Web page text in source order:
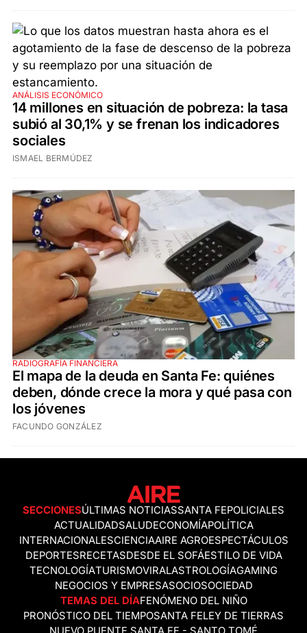
ANÁLISIS ECONÓMICO
14 millones en situación de pobreza: la tasa
subió al 30,1% y se frenan los indicadores
sociales
ISMAEL BERMÚDEZ
RADIOGRAFÍA FINANCIERA
El mapa de la deuda en Santa Fe: quiénes
deben, dónde crece la mora y qué pasa con
los jóvenes
FACUNDO GONZÁLEZ
SECCIONESÚLTIMAS NOTICIASSANTA FEPOLICIALES
ACTUALIDADSALUDECONOMÍAPOLÍTICA
INTERNACIONALESCIENCIAAIRE AGROESPECTÁCULOS
DEPORTESRECETASDESDE EL SOFÁESTILO DE VIDA
TECNOLOGÍATURISMOVIRALASTROLOGÍAGAMING
NEGOCIOS Y EMPRESASOCIOSOCIEDAD
TEMAS DEL DÍAFENÓMENO DEL NIÑO
PRONÓSTICO DEL TIEMPOSANTA FELEY DE TIERRAS